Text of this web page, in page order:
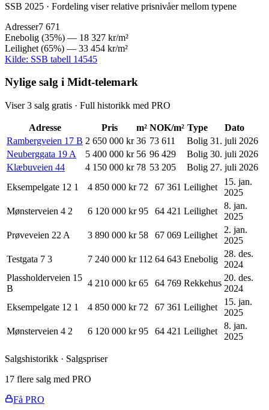
SSB 2025 · Fordeling viser relative prisnivåer mellom typene
Adresser7 671
Enebolig (35%) — 18 327 kr/m²
Leilighet (65%) — 33 454 kr/m²
Kilde: SSB tabell 14545
Nylige salg i Midt-telemark
Viser3 salg gratis · Full historikk med PRO
Adresse Pris m² NOK/m² Type
Dato
Rambergveien 17 B 2 650 000 kr 36 73 611 Bolig 31. juli 2026
Neuberggata 19 A 5 400 000 kr 56 96 429 Bolig 30. juli 2026
Klæbuveien 44 4 150 000 kr 78 53 205 Bolig 27. juli 2026
Eksempelgate 12 1 4 850 000 kr 72 67 361 Leilighet
15. jan.
2025
Mønsterveien 4 2 6 120 000 kr 95 64 421 Leilighet
8. jan.
2025
Prøveveien 22 A 3 890 000 kr 58 67 069 Leilighet
2. jan.
2025
Testgata 7 3 7 240 000 kr 112 64 643 Enebolig
28. des.
2024
Plassholderveien 15
B
4 210 000 kr 65 64 769 Rekkehus
20. des.
2024
Eksempelgate 12 1 4 850 000 kr 72 67 361 Leilighet
15. jan.
2025
Mønsterveien 4 2 6 120 000 kr 95 64 421 Leilighet
8. jan.
2025
Salgshistorikk · Salgspriser
17 flere salg med PRO
Få PRO